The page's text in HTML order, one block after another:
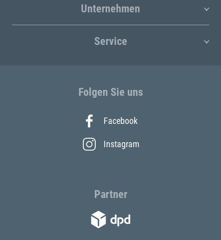
Unternehmen
Service
Folgen Sie uns
Facebook
Instagram
Partner